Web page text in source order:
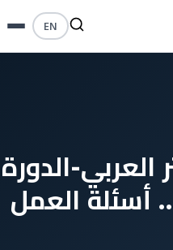
EN
العربي-الدورة
أسئلة العمل